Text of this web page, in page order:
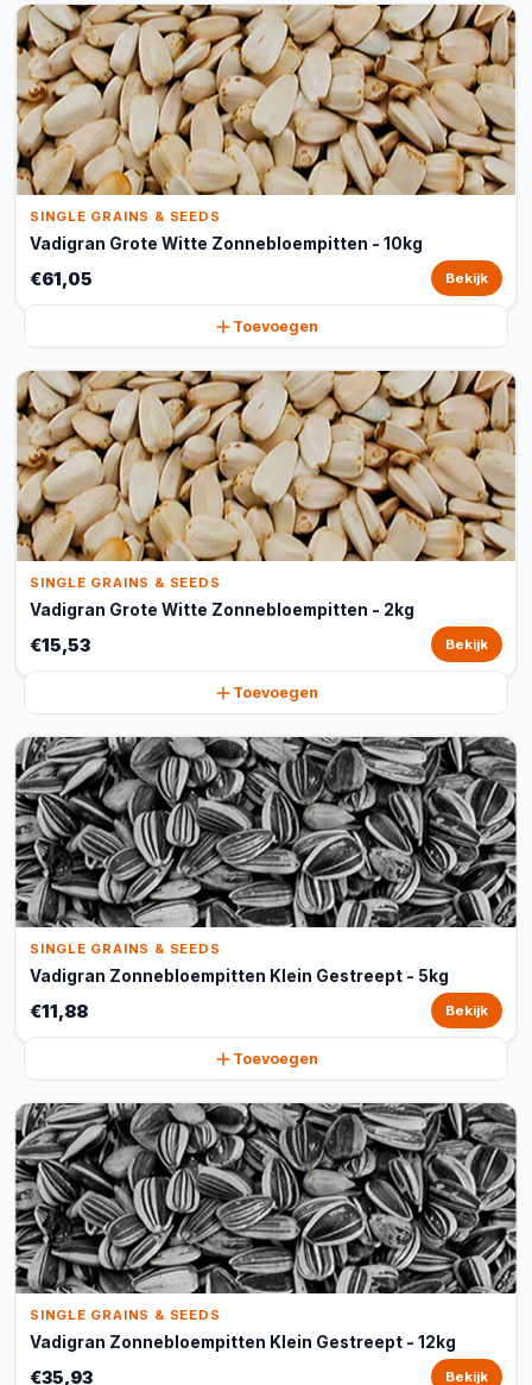
SINGLE GRAINS & SEEDS
Vadigran Grote Witte Zonnebloempitten - 10kg
€61,05 Bekijk
Toevoegen
SINGLE GRAINS & SEEDS
Vadigran Grote Witte Zonnebloempitten - 2kg
€15,53 Bekijk
Toevoegen
SINGLE GRAINS & SEEDS
Vadigran Zonnebloempitten Klein Gestreept - 5kg
€11,88 Bekijk
Toevoegen
SINGLE GRAINS & SEEDS
Vadigran Zonnebloempitten Klein Gestreept - 12kg
€35,93 Bekijk